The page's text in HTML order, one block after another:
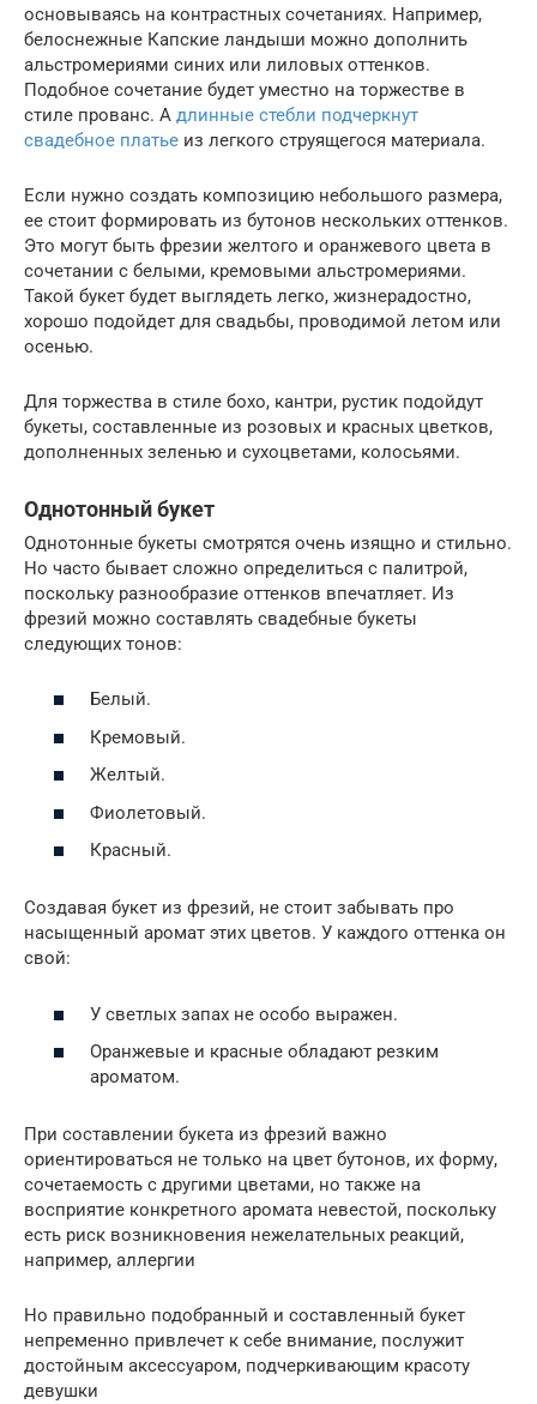
основываясь на контрастных сочетаниях. Например,
белоснежные Капские ландыши можно дополнить
альстромериями синих или лиловых оттенков.
Подобное сочетание будет уместно на торжестве в
стиле прованс. А длинные стебли подчеркнут
свадебное платье из легкого струящегося материала.
Если нужно создать композицию небольшого размера,
ее стоит формировать из бутонов нескольких оттенков.
Это могут быть фрезии желтого и оранжевого цвета в
сочетании с белыми, кремовыми альстромериями.
Такой букет будет выглядеть легко, жизнерадостно,
хорошо подойдет для свадьбы, проводимой летом или
осенью.
Для торжества в стиле бохо, кантри, рустик подойдут
букеты, составленные из розовых и красных цветков,
дополненных зеленью и сухоцветами, колосьями.
Однотонный букет
Однотонные букеты смотрятся очень изящно и стильно.
Но часто бывает сложно определиться с палитрой,
поскольку разнообразие оттенков впечатляет. Из
фрезий можно составлять свадебные букеты
следующих тонов:
Белый.
Кремовый.
Желтый.
Фиолетовый.
Красный.
Создавая букет из фрезий, не стоит забывать про
насыщенный аромат этих цветов. У каждого оттенка он
свой:
У светлых запах не особо выражен.
Оранжевые и красные обладают резким
ароматом.
При составлении букета из фрезий важно
ориентироваться не только на цвет бутонов, их форму,
сочетаемость с другими цветами, но также на
восприятие конкретного аромата невестой, поскольку
есть риск возникновения нежелательных реакций,
например, аллергии
Но правильно подобранный и составленный букет
непременно привлечет к себе внимание, послужит
достойным аксессуаром, подчеркивающим красоту
девушки